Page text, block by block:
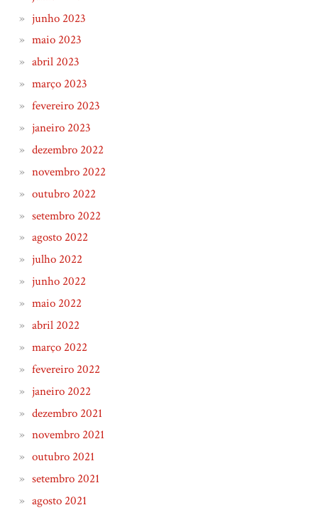
junho 2023
maio 2023
abril 2023
março 2023
fevereiro 2023
janeiro 2023
dezembro 2022
novembro 2022
outubro 2022
setembro 2022
agosto 2022
julho 2022
junho 2022
maio 2022
abril 2022
março 2022
fevereiro 2022
janeiro 2022
dezembro 2021
novembro 2021
outubro 2021
setembro 2021
agosto 2021